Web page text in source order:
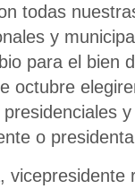
todas
y
para el bien
octubre
o
vicepresidente